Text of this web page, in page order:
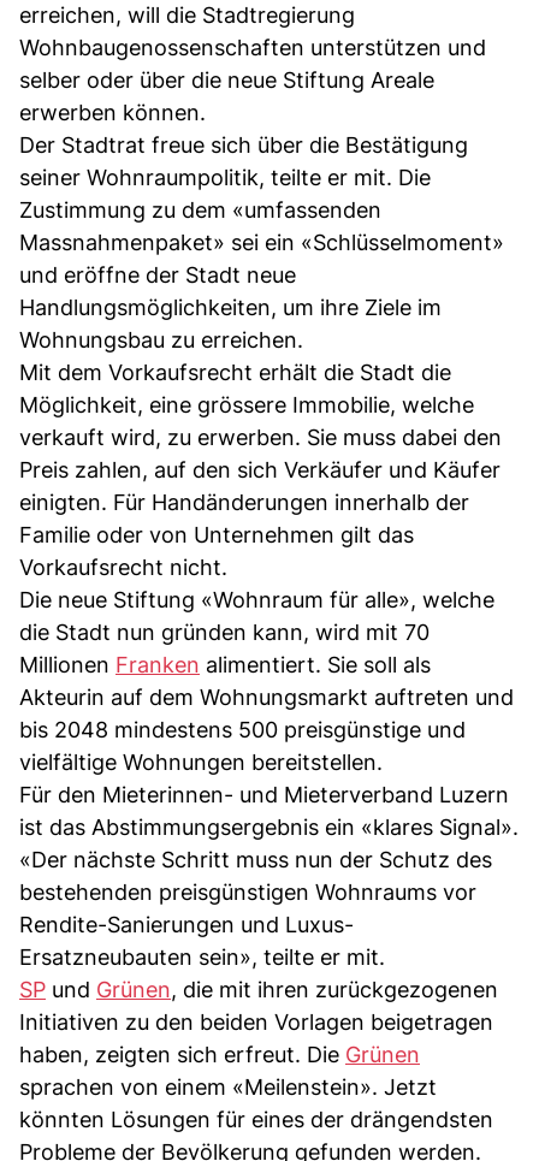
erreichen, will die Stadtregierung
Wohnbaugenossenschaften unterstützen und
selber oder über die neue Stiftung Areale
erwerben können.
Der Stadtrat freue sich über die Bestätigung
seiner Wohnraumpolitik, teilte er mit. Die
Zustimmung zu dem «umfassenden
Massnahmenpaket» sei ein «Schlüsselmoment»
und eröffne der Stadt neue
Handlungsmöglichkeiten, um ihre Ziele im
Wohnungsbau zu erreichen.
Mit dem Vorkaufsrecht erhält die Stadt die
Möglichkeit, eine grössere Immobilie, welche
verkauft wird, zu erwerben. Sie muss dabei den
Preis zahlen, auf den sich Verkäufer und Käufer
einigten. Für Handänderungen innerhalb der
Familie oder von Unternehmen gilt das
Vorkaufsrecht nicht.
Die neue Stiftung «Wohnraum für alle», welche
die Stadt nun gründen kann, wird mit 70
Millionen Franken alimentiert. Sie soll als
Akteurin auf dem Wohnungsmarkt auftreten und
bis 2048 mindestens 500 preisgünstige und
vielfältige Wohnungen bereitstellen.
Für den Mieterinnen- und Mieterverband Luzern
ist das Abstimmungsergebnis ein «klares Signal».
«Der nächste Schritt muss nun der Schutz des
bestehenden preisgünstigen Wohnraums vor
Rendite-Sanierungen und Luxus-
Ersatzneubauten sein», teilte er mit.
SP und Grünen, die mit ihren zurückgezogenen
Initiativen zu den beiden Vorlagen beigetragen
haben, zeigten sich erfreut. Die Grünen
sprachen von einem «Meilenstein». Jetzt
könnten Lösungen für eines der drängendsten
Probleme der Bevölkerung gefunden werden.